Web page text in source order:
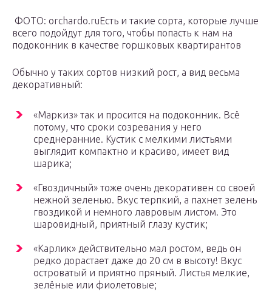
ФОТО: orchardo.ruЕсть и такие сорта, которые лучше
всего подойдут для того, чтобы попасть к нам на
подоконник в качестве горшковых квартирантов
Обычно у таких сортов низкий рост, а вид весьма
декоративный:
«Маркиз» так и просится на подоконник. Всё
потому, что сроки созревания у него
среднеранние. Кустик с мелкими листьями
выглядит компактно и красиво, имеет вид
шарика;
«Гвоздичный» тоже очень декоративен со своей
нежной зеленью. Вкус терпкий, а пахнет зелень
гвоздикой и немного лавровым листом. Это
шаровидный, приятный глазу кустик;
«Карлик» действительно мал ростом, ведь он
редко дорастает даже до 20 см в высоту! Вкус
островатый и приятно пряный. Листья мелкие,
зелёные или фиолетовые;